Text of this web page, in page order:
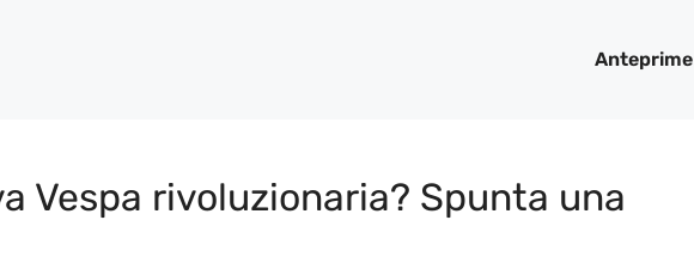
Anteprime
Vespa rivoluzionaria? Spunta una